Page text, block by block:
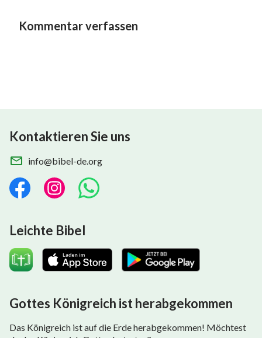
Kommentar verfassen
Kontaktieren Sie uns
info@bibel-de.org
Leichte Bibel
Gottes Königreich ist herabgekommen
Das Königreich ist auf die Erde herabgekommen! Möchtest